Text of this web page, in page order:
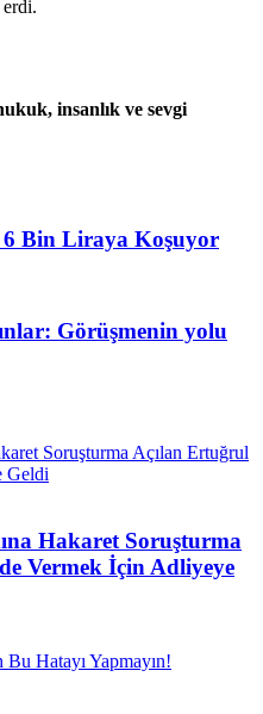
erdi.
insanlık ve sevgi
6 Bin Liraya Koşuyor
Görüşmenin yolu
Hakaret Soruşturma
Vermek İçin Adliyeye